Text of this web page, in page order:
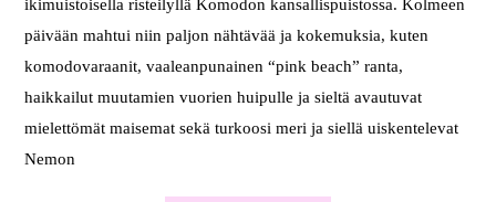
ikimuistoisella risteilyllä Komodon kansallispuistossa. Kolmeen
päivään mahtui niin paljon nähtävää ja kokemuksia, kuten
komodovaraanit, vaaleanpunainen “pink beach” ranta,
haikkailut muutamien vuorien huipulle ja sieltä avautuvat
mielettömät maisemat sekä turkoosi meri ja siellä uiskentelevat
Nemon